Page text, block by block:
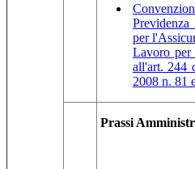
per
Lavoro per
all'art. 244
2008 n. 81
Prassi